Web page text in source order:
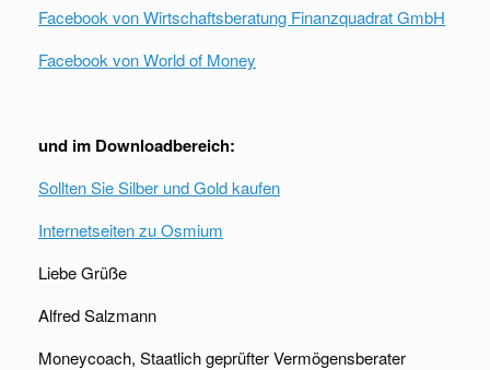
Facebook von Wirtschaftsberatung Finanzquadrat GmbH
Facebook von World of Money
und im Downloadbereich:
Sollten Sie Silber und Gold kaufen
Internetseiten zu Osmium
Liebe Grüße
Alfred Salzmann
Moneycoach, Staatlich geprüfter Vermögensberater